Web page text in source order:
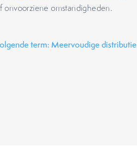
onvoorziene omstandigheden.
term: Meervoudige distributie